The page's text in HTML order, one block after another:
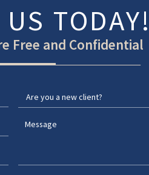
US
Free and Confidential